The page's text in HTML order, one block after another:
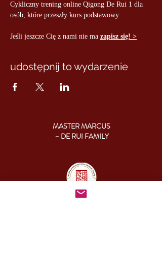
Cykliczny trening online Qigong De Rui 1 dla
osób, które przeszły kurs podstawowy.
Jeśli jeszcze Cię z nami nie ma zapisz się! >
udostępnij to wydarzenie
MASTER MARCUS
– DE RUI FAMILY